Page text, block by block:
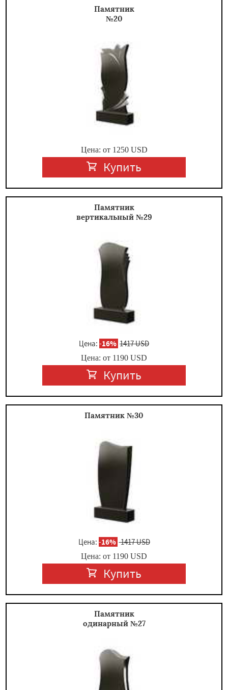
Памятник
№20
Цена: от 1250USD
Купить
Памятник
вертикальный №29
Цена: -16% 1417 USD
Цена: от 1190 USD
Купить
Памятник №30
Цена: -16% 1417 USD
Цена: от 1190 USD
Купить
Памятник
одинарный №27